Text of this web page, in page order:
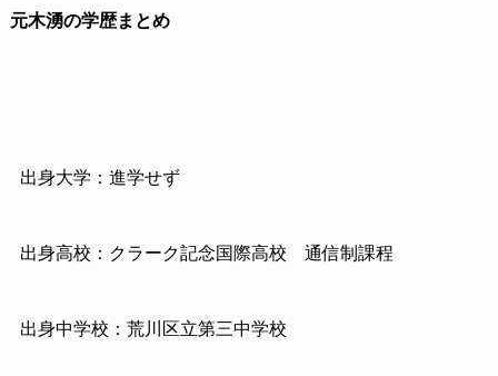
元木湧の学歴まとめ
出身大学：進学せず
出身高校：クラーク記念国際高校 通信制課程
出身中学校：荒川区立第三中学校